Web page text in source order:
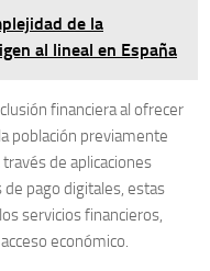
de la
al lineal en España
financiera al ofrecer
población previamente
de aplicaciones
pago digitales, estas
servicios financieros,
económico.